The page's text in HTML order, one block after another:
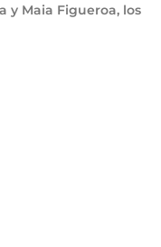
y Maia Figueroa, los